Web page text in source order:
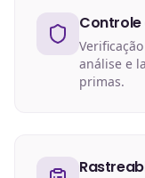
Controle
análise e
primas.